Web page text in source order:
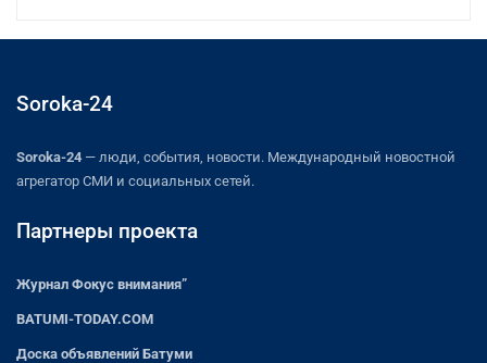
Soroka-24
Soroka-24 — люди, события, новости. Международный новостной
агрегатор СМИ и социальных сетей.
Партнеры проекта
Журнал Фокус внимания”
BATUMI-TODAY.COM
Доска объявлений Батуми